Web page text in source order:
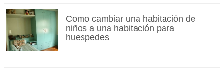
Como cambiar una habitación de
niños a una habitación para
huespedes